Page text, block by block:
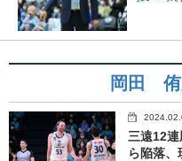
岡田
三遠12
ら陥落